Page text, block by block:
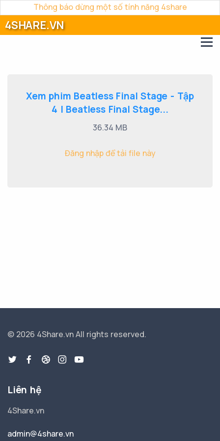
Thông báo dừng một số tính năng 4share
4SHARE.VN
Xem phim Beatless Final Stage - Tập
4 | Beatless Final Stage...
36.34 MB
Đăng nhập để tải file này
© 2026 4Share.vnAll rights reserved.
Liên hệ
4Share.vn
admin@4share.vn